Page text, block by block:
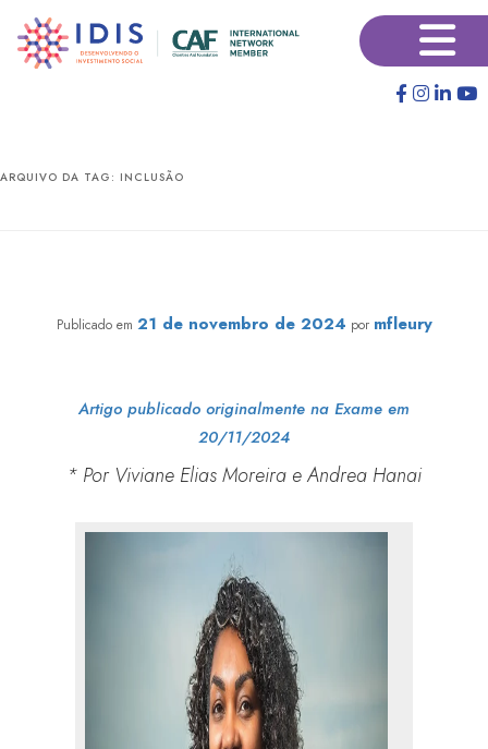
para
para
×
ARQUIVO DA TAG: INCLUSÃO
Publicado em 21 de novembro de 2024 por mfleury
Artigo publicado originalmente na Exame em
20/11/2024
* Por Viviane Elias Moreira e Andrea Hanai